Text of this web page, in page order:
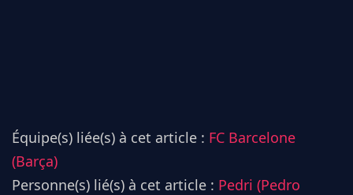
Équipe(s) liée(s) à cet article : FC Barcelone
(Barça)
Personne(s) lié(s) à cet article : Pedri (Pedro